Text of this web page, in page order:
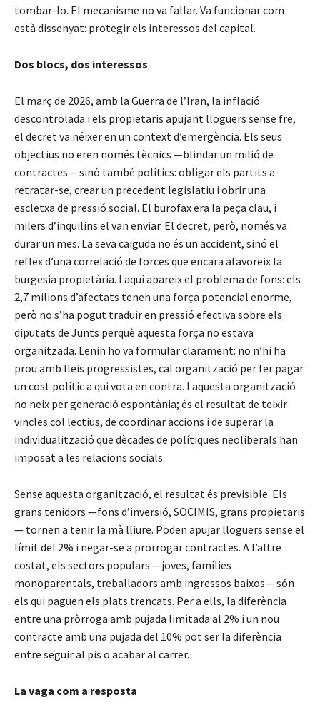
tombar-lo. El mecanisme no va fallar. Va funcionar com
està dissenyat: protegir els interessos del capital.
Dos blocs, dos interessos
El març de 2026, amb la Guerra de l’Iran, la inflació
descontrolada i els propietaris apujant lloguers sense fre,
el decret va néixer en un context d’emergència. Els seus
objectius no eren només tècnics —blindar un milió de
contractes— sinó també polítics: obligar els partits a
retratar-se, crear un precedent legislatiu i obrir una
escletxa de pressió social. El burofax era la peça clau, i
milers d’inquilins el van enviar. El decret, però, només va
durar un mes. La seva caiguda no és un accident, sinó el
reflex d’una correlació de forces que encara afavoreix la
burgesia propietària. I aquí apareix el problema de fons: els
2,7 milions d’afectats tenen una força potencial enorme,
però no s’ha pogut traduir en pressió efectiva sobre els
diputats de Junts perquè aquesta força no estava
organitzada. Lenin ho va formular clarament: no n’hi ha
prou amb lleis progressistes, cal organització per fer pagar
un cost polític a qui vota en contra. I aquesta organització
no neix per generació espontània; és el resultat de teixir
vincles col·lectius, de coordinar accions i de superar la
individualització que dècades de polítiques neoliberals han
imposat a les relacions socials.
Sense aquesta organització, el resultat és previsible. Els
grans tenidors —fons d’inversió, SOCIMIS, grans propietaris
— tornen a tenir la mà lliure. Poden apujar lloguers sense el
límit del 2% i negar-se a prorrogar contractes. A l’altre
costat, els sectors populars —joves, famílies
monoparentals, treballadors amb ingressos baixos— són
els qui paguen els plats trencats. Per a ells, la diferència
entre una pròrroga amb pujada limitada al 2% i un nou
contracte amb una pujada del 10% pot ser la diferència
entre seguir al pis o acabar al carrer.
La vaga com a resposta